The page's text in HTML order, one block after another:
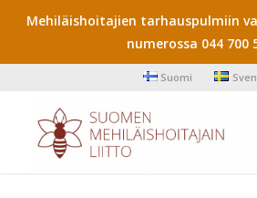
Mehiläishoitajien tarhauspulmiin
numerossa 044 700
Suomi